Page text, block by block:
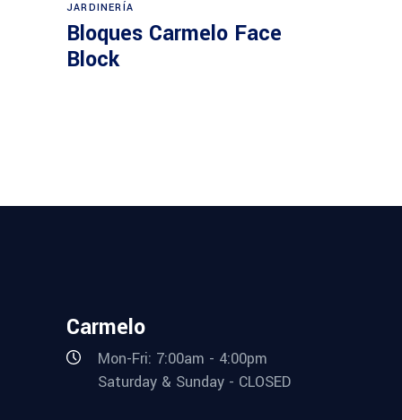
JARDINERÍA
Bloques Carmelo Face
Block
Carmelo
Mon-Fri: 7:00am - 4:00pm
Saturday & Sunday - CLOSED